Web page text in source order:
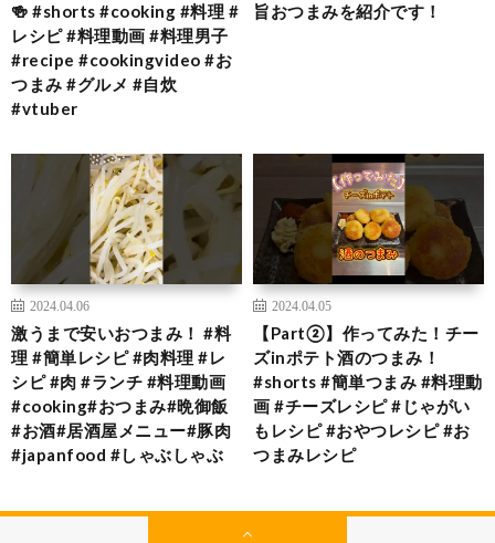
🍻 #shorts #cooking #料理 #
レシピ #料理動画 #料理男子
#recipe #cookingvideo #お
つまみ #グルメ #自炊
#vtuber
旨おつまみを紹介です！
2024.04.06
激うまで安いおつまみ！ #料
理 #簡単レシピ #肉料理 #レ
シピ #肉 #ランチ #料理動画
#cooking#おつまみ#晩御飯
#お酒#居酒屋メニュー#豚肉
#japanfood #しゃぶしゃぶ
2024.04.05
【Part②】作ってみた！チー
ズinポテト酒のつまみ！
#shorts #簡単つまみ #料理動
画 #チーズレシピ #じゃがい
もレシピ #おやつレシピ #お
つまみレシピ